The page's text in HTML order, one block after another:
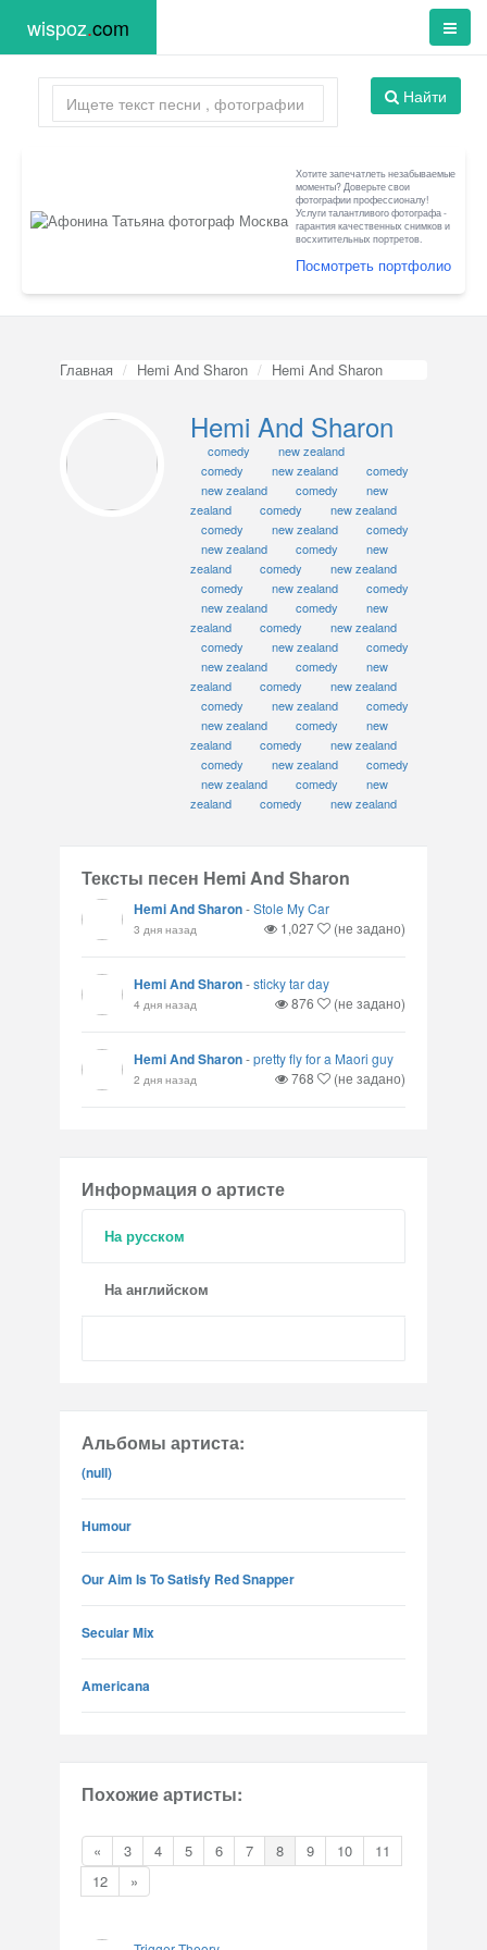
wispoz.com
Найти
Хотите запечатлеть незабываемые
моменты? Доверьте свои
фотографии профессионалу!
Услуги талантливого фотографа -
гарантия качественных снимков и
восхитительных портретов.
Посмотреть портфолио
Главная Hemi And Sharon Hemi And Sharon
Hemi And Sharon
comedy
new zealand
comedy
new zealand
comedy
new zealand
comedy
new
zealand
comedy
new zealand
comedy
new zealand
comedy
new zealand
comedy
new
zealand
comedy
new zealand
comedy
new zealand
comedy
new zealand
comedy
new
zealand
comedy
new zealand
comedy
new zealand
comedy
new zealand
comedy
new
zealand
comedy
new zealand
comedy
new zealand
comedy
new zealand
comedy
new
zealand
comedy
new zealand
comedy
new zealand
comedy
new zealand
comedy
new
zealand
comedy new zealand
Тексты песен Hemi And Sharon
Hemi And Sharon-Stole My Car
3 дня назад 1,027 (не задано)
Hemi And Sharon-sticky tar day
4 дня назад 876 (не задано)
Hemi And Sharon-pretty fly for a Maori guy
2 дня назад 768 (не задано)
Информация о артисте
На русском
На английском
Альбомы артиста:
(null)
Humour
Our Aim Is To Satisfy Red Snapper
Secular Mix
Americana
Похожие артисты:
« 3 4 5 6 7 8 9 10
11
12
»